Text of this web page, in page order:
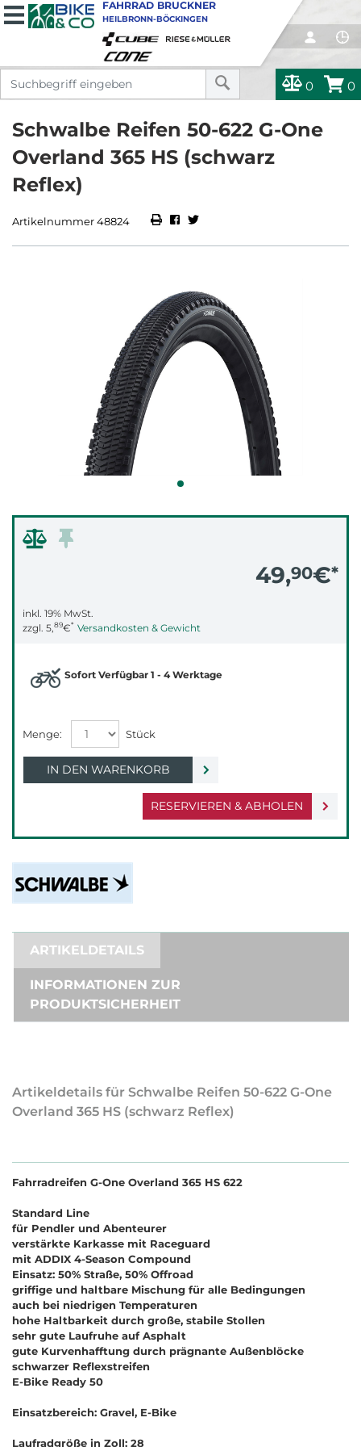
0 0
FAHRRAD BRUCKNER
HEILBRONN-BÖCKINGEN
Schwalbe Reifen 50-622 G-One
Overland 365 HS (schwarz
Reflex)
Artikelnummer 48824
49,90€*
inkl. 19% MwSt.
zzgl. 5,89€* Versandkosten & Gewicht
RESERVIEREN & ABHOLEN
Sofort Verfügbar 1 - 4 Werktage
IN DEN WARENKORB
ARTIKELDETAILS
INFORMATIONEN ZUR
PRODUKTSICHERHEIT
Artikeldetails für Schwalbe Reifen 50-622 G-One
Overland 365 HS (schwarz Reflex)
Fahrradreifen G-One Overland 365 HS 622
Standard Line
für Pendler und Abenteurer
verstärkte Karkasse mit Raceguard
mit ADDIX 4-Season Compound
Einsatz: 50% Straße, 50% Offroad
griffige und haltbare Mischung für alle Bedingungen
auch bei niedrigen Temperaturen
hohe Haltbarkeit durch große, stabile Stollen
sehr gute Laufruhe auf Asphalt
gute Kurvenhafftung durch prägnante Außenblöcke
schwarzer Reflexstreifen
E-Bike Ready 50
Einsatzbereich: Gravel, E-Bike
Laufradgröße in Zoll: 28